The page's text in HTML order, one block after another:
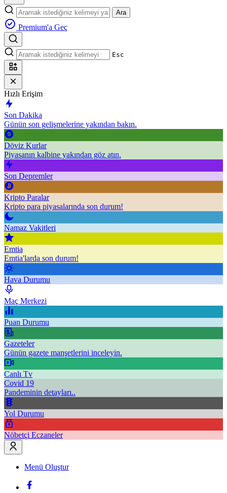
Ara
Premium'a Geç
Esc
Hızlı Erişim
Son Dakika
Günün son gelişmelerine yakından bakın.
Döviz Kurlar
Piyasanın kalbine yakından göz atın.
Son Depremler
Kripto Paralar
Kripto para piyasalarında son durum!
Namaz Vakitleri
Emtia
Emtia'larda son durum!
Hava Durumu
Maç Merkezi
Puan Durumu
Gazeteler
Günün gazete manşetlerini inceleyin.
Canlı Tv
Covid 19
Pandeminin detayları..
Yol Durumu
Nöbetçi Eczaneler
Menü Oluştur